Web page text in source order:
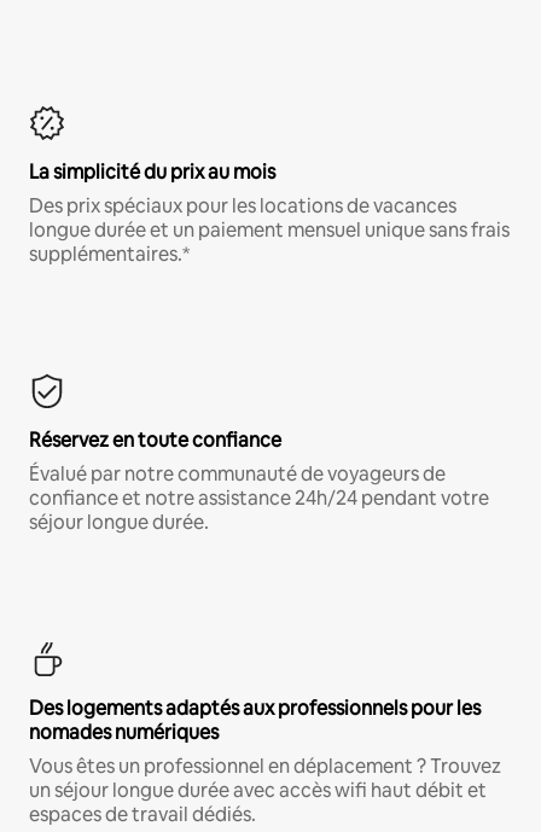
La simplicité du prix au mois
Des prix spéciaux pour les locations de vacances
longue durée et un paiement mensuel unique sans frais
supplémentaires.*
Réservez en toute confiance
Évalué par notre communauté de voyageurs de
confiance et notre assistance 24h/24 pendant votre
séjour longue durée.
Des logements adaptés aux professionnels pour les
nomades numériques
Vous êtes un professionnel en déplacement ? Trouvez
un séjour longue durée avec accès wifi haut débit et
espaces de travail dédiés.